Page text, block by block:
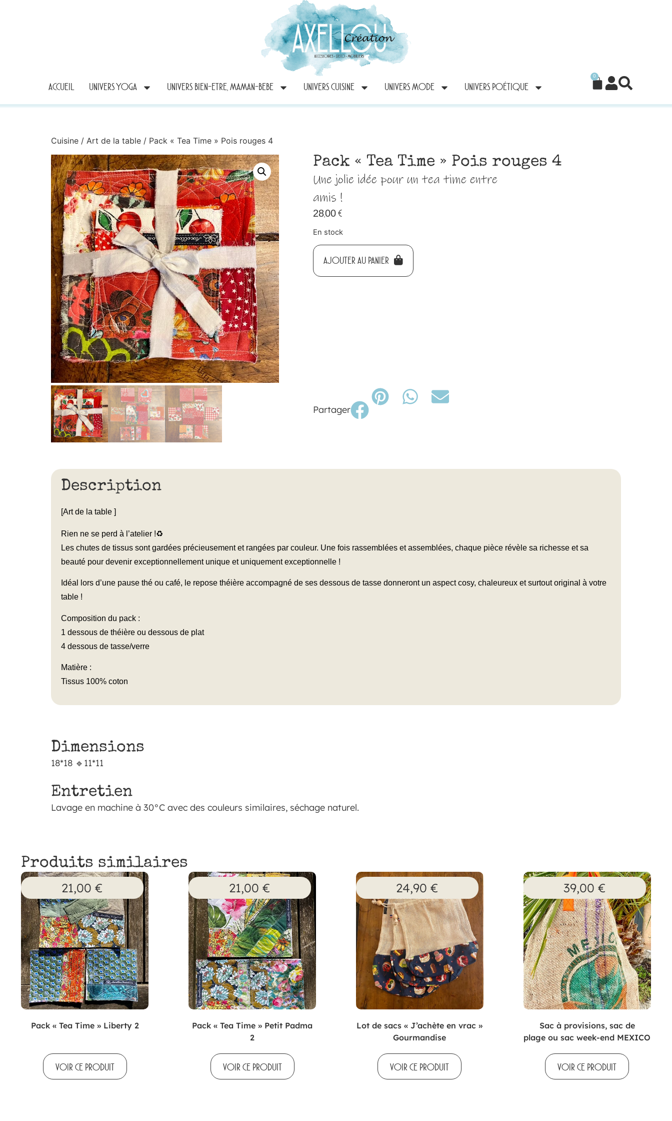
ACCUEIL UNIVERS YOGA UNIVERS BIEN-ETRE, MAMAN-BEBE UNIVERS CUISINE UNIVERS MODE UNIVERS POÉTIQUE
0
Cuisine / Art de la table / Pack « Tea Time » Pois rouges 4
Pack « Tea Time » Pois rouges 4
Une jolie idée pour un tea time entre
amis !
28,00€
En stock
AJOUTER AU PANIER
Partager
Description
[Art de la table ]
Rien ne se perd à l’atelier !♻️
Les chutes de tissus sont gardées précieusement et rangées par couleur. Une fois rassemblées et assemblées, chaque pièce révèle sa richesse et sa
beauté pour devenir exceptionnellement unique et uniquement exceptionnelle !
Idéal lors d’une pause thé ou café, le repose théière accompagné de ses dessous de tasse donneront un aspect cosy, chaleureux et surtout original à votre
table !
Composition du pack :
1 dessous de théière ou dessous de plat
4 dessous de tasse/verre
Matière :
Tissus 100% coton
Dimensions
18*18 🔹11*11
Entretien
Lavage en machine à 30°C avec des couleurs similaires, séchage naturel.
Produits similaires
21,00€
Pack « Tea Time » Liberty 2
VOIR CE PRODUIT
21,00 €
Pack « Tea Time » Petit Padma
2
VOIR CE PRODUIT
24,90 €
Lot de sacs « J’achète en vrac »
Gourmandise
VOIR CE PRODUIT
39,00 €
Sac à provisions, sac de
plage ou sac week-end MEXICO
VOIR CE PRODUIT